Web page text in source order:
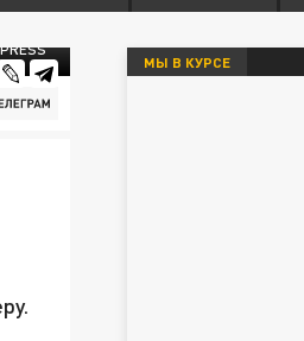
МЫ В КУРСЕ